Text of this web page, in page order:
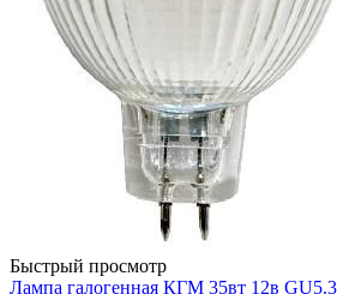
Быстрый просмотр
Лампа галогенная КГМ 35вт 12в